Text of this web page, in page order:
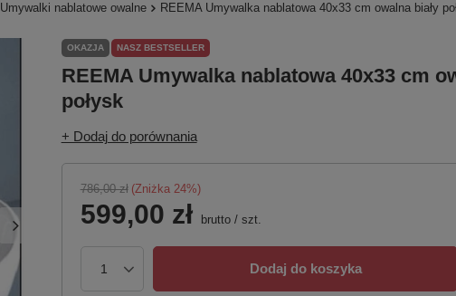
Umywalki nablatowe owalne REEMA Umywalka nablatowa 40x33 cm owalna biały
OKAZJA NASZ BESTSELLER
REEMA Umywalka nablatowa 40x33 cm
połysk
+ Dodaj do porównania
786,00 zł (Zniżka 24%)
599,00 zł brutto/ szt.
Dodaj do koszyka